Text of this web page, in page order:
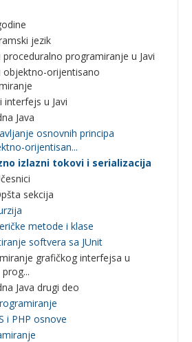
jezik
proceduralno programiranje u Javi
objektno-orijentisano
interfejs u Javi
Java
osnovnih principa
orijentisan...
izlazni tokovi i serializacija
sekcija
metode i klase
softvera sa JUnit
grafičkog interfejsa u
prog...
Java drugi deo
i PHP osnove